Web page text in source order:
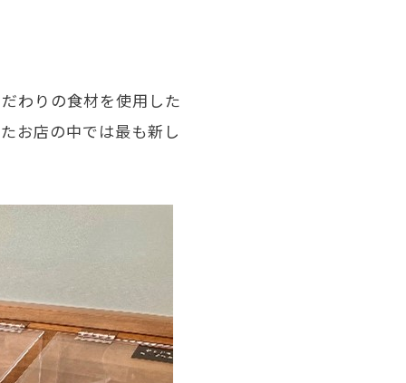
わりの食材を使用した
お店の中では最も新し